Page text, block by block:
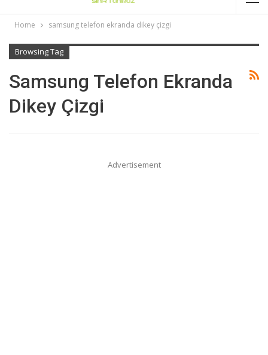
Home samsung telefon ekranda dikey çizgi
Browsing Tag
Samsung Telefon Ekranda
Dikey Çizgi
Advertisement